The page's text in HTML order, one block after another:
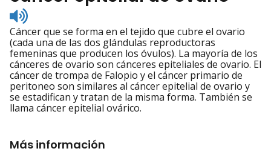
Listen
to
pronunciation
Cáncer que se forma en el tejido que cubre el ovario
(cada una de las dos glándulas reproductoras
femeninas que producen los óvulos). La mayoría de los
cánceres de ovario son cánceres epiteliales de ovario. El
cáncer de trompa de Falopio y el cáncer primario de
peritoneo son similares al cáncer epitelial de ovario y
se estadifican y tratan de la misma forma. También se
llama cáncer epitelial ovárico.
Más información